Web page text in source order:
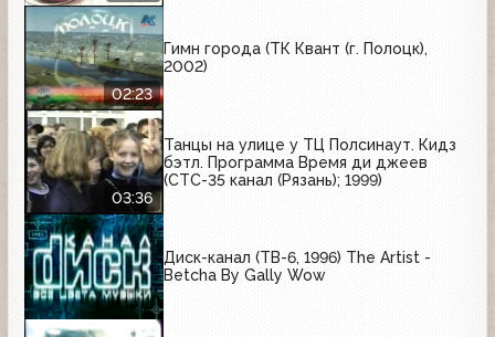
02:23
Гимн города (ТК Квант (г. Полоцк),
2002)
03:36
Танцы на улице у ТЦ Полсинаут. Кидз
бэтл. Программа Время ди джеев
(СТС-35 канал (Рязань); 1999)
Диск-канал (ТВ-6, 1996) The Artist -
Betcha By Gally Wow